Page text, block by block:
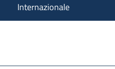
Internazionale